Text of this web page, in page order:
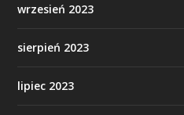
wrzesień 2023
sierpień 2023
lipiec 2023